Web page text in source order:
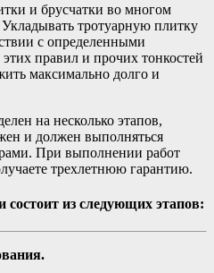
и брусчатки во многом
Укладывать тротуарную плитку
с определенными
правил и прочих тонкостей
максимально долго и
на несколько этапов,
и должен выполняться
При выполнении работ
трехлетнюю гарантию.
состоит из следующих этапов: